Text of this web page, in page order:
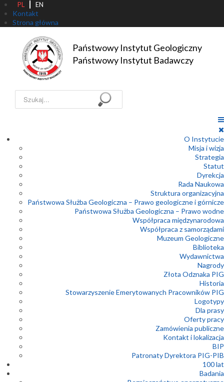
PL EN
Kontakt
Strona główna
Państwowy Instytut Geologiczny
Państwowy Instytut Badawczy
Szukaj...
O Instytucie
Misja i wizja
Strategia
Statut
Dyrekcja
Rada Naukowa
Struktura organizacyjna
Państwowa Służba Geologiczna – Prawo geologiczne i górnicze
Państwowa Służba Geologiczna – Prawo wodne
Współpraca międzynarodowa
Współpraca z samorządami
Muzeum Geologiczne
Biblioteka
Wydawnictwa
Nagrody
Złota Odznaka PIG
Historia
Stowarzyszenie Emerytowanych Pracowników PIG
Logotypy
Dla prasy
Oferty pracy
Zamówienia publiczne
Kontakt i lokalizacja
BIP
Patronaty Dyrektora PIG-PIB
100 lat
Badania